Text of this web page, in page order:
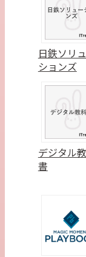
日鉄ソリ
ションズ
デジタル
書